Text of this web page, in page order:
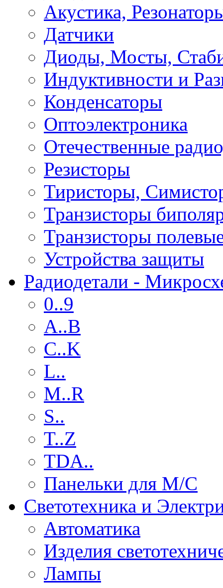
Акустика,
Датчики
Диоды, Мосты,
Индуктивности и
Конденсаторы
Оптоэлектроника
Отечественные
Резисторы
Тиристоры,
Транзисторы
Транзисторы
Устройства защиты
Радиодетали -
0..9
A..B
C..K
L..
M..R
S..
T..Z
TDA..
Панельки для М/С
Светотехника и
Автоматика
Изделия
Лампы